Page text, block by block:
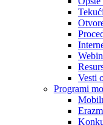
Vesti
Programi